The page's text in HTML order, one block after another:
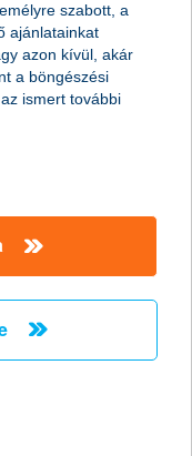
ítélte a legjobb
(Best
szabott, a
ajánlatainkat
azon kívül, akár
a böngészési
ismert további